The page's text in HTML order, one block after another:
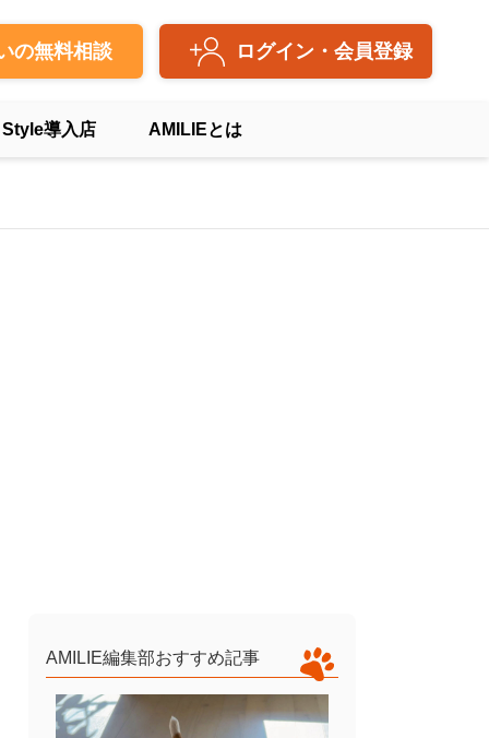
の無料相談 ログイン・会員登録
導入店 AMILIEとは
AMILIE編集部おすすめ記事